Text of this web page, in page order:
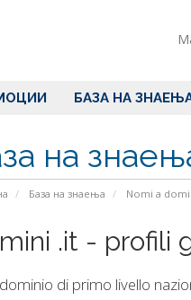
БАЗА НА
на
База на знаења Nomi a
.it - profili
di primo livello